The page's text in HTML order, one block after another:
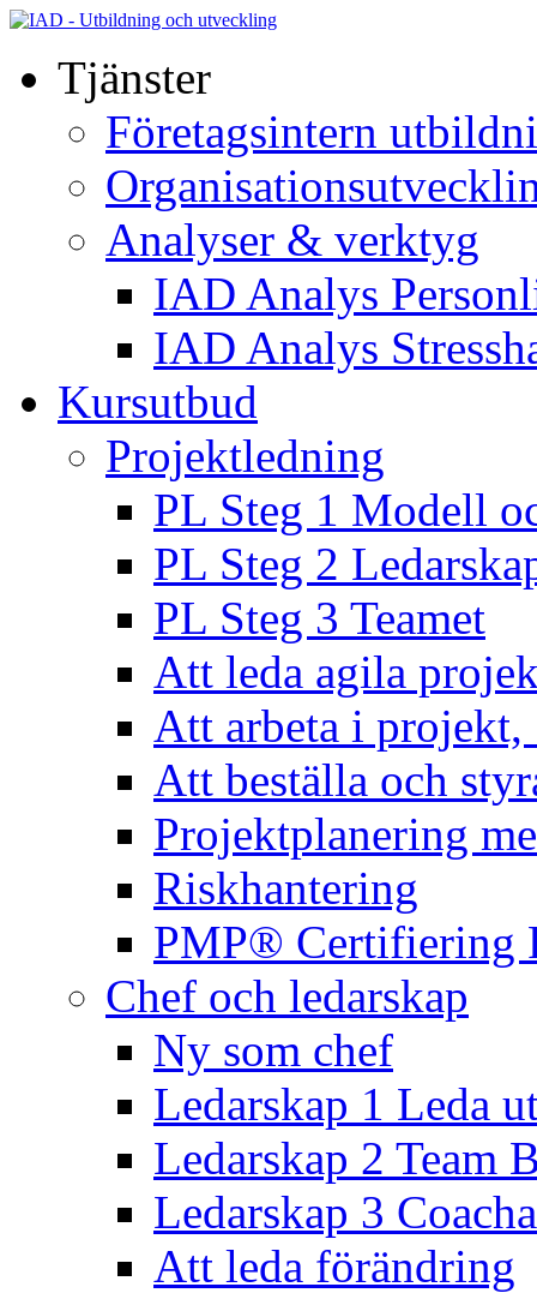
Tjänster
Företagsintern
Analyser & verktyg
IAD Analys
IAD Analys
Kursutbud
Projektledning
PL Steg 1 Modell
PL Steg 2
PL Steg 3 Teamet
Att leda agila
Att arbeta i projekt,
Att beställa och
Projektplanering
Riskhantering
PMP® Certifiering
Chef och ledarskap
Ny som chef
Ledarskap 1 Leda
Ledarskap 2 Team
Ledarskap 3
Att leda förändring